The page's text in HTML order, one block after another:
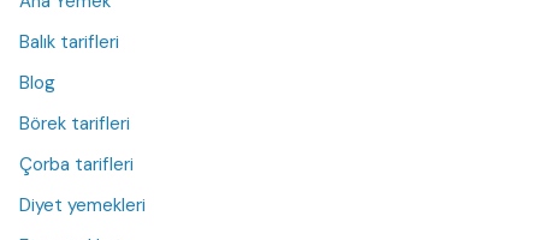
Balık tarifleri
Blog
Börek tarifleri
Çorba tarifleri
Diyet yemekleri